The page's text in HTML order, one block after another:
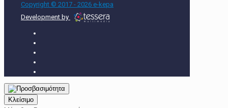
Copyright © 2017 - 2026 e-kepa
Development by
Κλείσιμο